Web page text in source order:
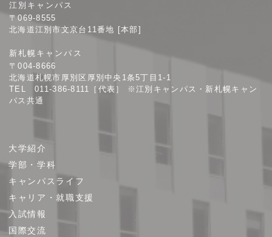
幌
学
大
学
江別キャンパス
〒069-8555
北海道江別市文京台11番地 [本部]
新札幌キャンパス
〒004-8666
北海道札幌市厚別区厚別中央1条5丁目1-1
TEL 011-386-8111［代表］ ※江別キャンパス・新札幌キャン
パス共通
ト
プ
大学紹介
学部・学科
キャンパスライフ
キャリア・就職支援
入試情報
国際交流